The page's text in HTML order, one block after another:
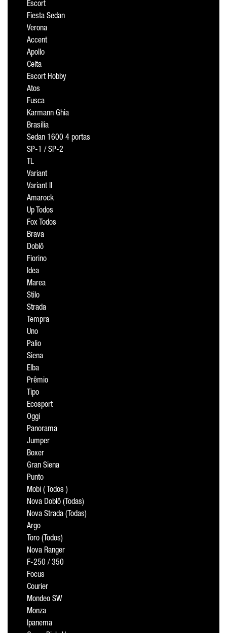
Escort
Fiesta Sedan
Verona
Accent
Apollo
Celta
Escort Hobby
Atos
Fusca
Karmann Ghia
Brasília
Sedan 1600 4 portas
SP-1 / SP-2
TL
Variant
Variant II
Amarock
Up Todos
Fox Todos
Brava
Doblô
Fiorino
Idea
Marea
Stilo
Strada
Tempra
Uno
Palio
Siena
Elba
Prêmio
Tipo
Ecosport
Oggi
Panorama
Jumper
Boxer
Gran Siena
Punto
Mobi ( Todos )
Nova Doblô (Todas)
Nova Strada (Todas)
Argo
Toro (Todos)
Nova Ranger
F-250 / 350
Focus
Courier
Mondeo SW
Monza
Ipanema